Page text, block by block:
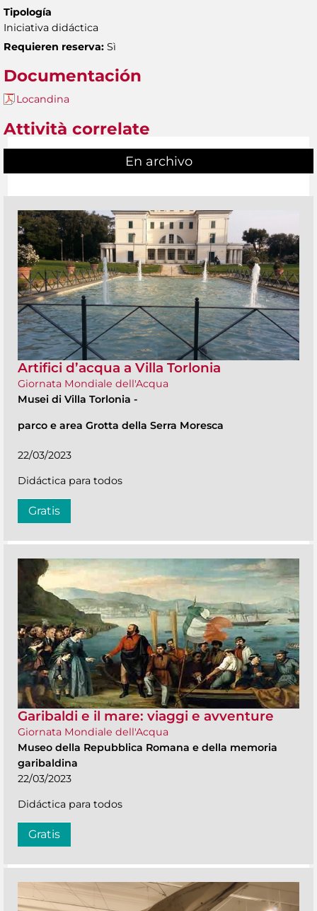
Tipología
Iniciativa didáctica
Requieren reserva: Sì
Documentación
Locandina
Attività correlate
En archivo
Artifici d’acqua a Villa Torlonia
Giornata Mondiale dell'Acqua
Musei di Villa Torlonia -
parco e area Grotta della Serra Moresca
22/03/2023
Didáctica para todos
Gratis
Garibaldi e il mare: viaggi e avventure
Giornata Mondiale dell'Acqua
Museo della Repubblica Romana e della memoria
garibaldina
22/03/2023
Didáctica para todos
Gratis